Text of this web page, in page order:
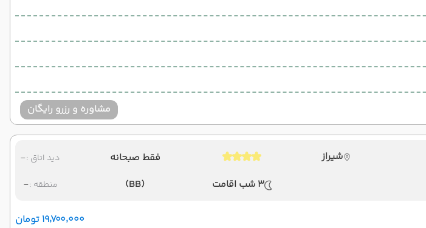
مشاوره و رزرو رایگان
شیراز
3 شب اقامت
فقط صبحانه
(BB)
دید اتاق :-
منطقه :-
۱۹٬۷۰۰٬۰۰۰ تومان